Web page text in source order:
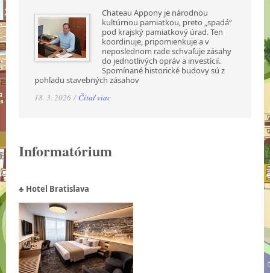
Chateau Appony je národnou
kultúrnou pamiatkou, preto „spadá“
pod krajský pamiatkový úrad. Ten
koordinuje, pripomienkuje a v
neposlednom rade schvaľuje zásahy
do jednotlivých opráv a investícií.
Spomínané historické budovy sú z
pohľadu stavebných zásahov
18. 3. 2026 / Čítať viac
Informatórium
♣ Hotel Bratislava